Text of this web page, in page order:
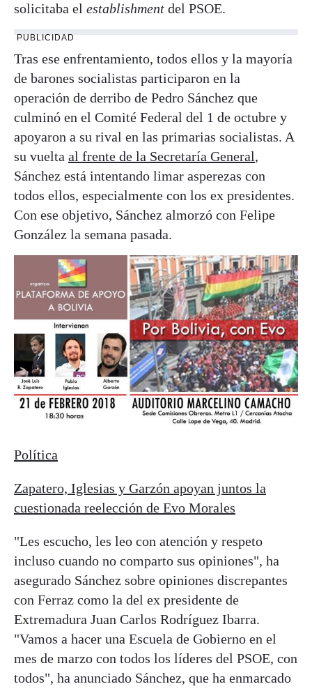
solicitaba el establishment del PSOE.
PUBLICIDAD
Tras ese enfrentamiento, todos ellos y la mayoría
de barones socialistas participaron en la
operación de derribo de Pedro Sánchez que
culminó en el Comité Federal del 1 de octubre y
apoyaron a su rival en las primarias socialistas. A
su vuelta al frente de la Secretaría General,
Sánchez está intentando limar asperezas con
todos ellos, especialmente con los ex presidentes.
Con ese objetivo, Sánchez almorzó con Felipe
González la semana pasada.
Política
Zapatero, Iglesias y Garzón apoyan juntos la
cuestionada reelección de Evo Morales
"Les escucho, les leo con atención y respeto
incluso cuando no comparto sus opiniones", ha
asegurado Sánchez sobre opiniones discrepantes
con Ferraz como la del ex presidente de
Extremadura Juan Carlos Rodríguez Ibarra.
"Vamos a hacer una Escuela de Gobierno en el
mes de marzo con todos los líderes del PSOE, con
todos", ha anunciado Sánchez, que ha enmarcado